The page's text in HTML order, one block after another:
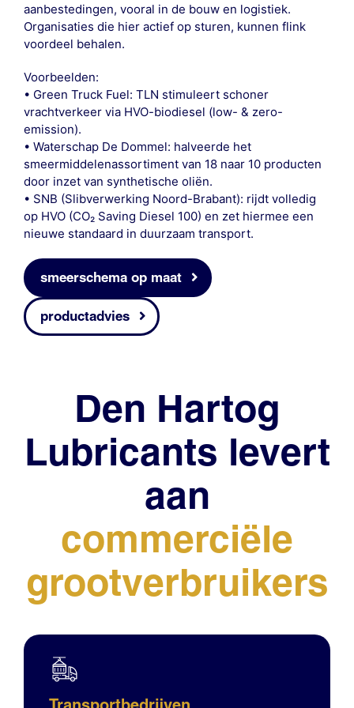
aanbestedingen, vooral in de bouw en logistiek.
Organisaties die hier actief op sturen, kunnen flink
voordeel behalen.
Voorbeelden:
• Green Truck Fuel: TLN stimuleert schoner
vrachtverkeer via HVO-biodiesel (low- & zero-
emission).
• Waterschap De Dommel: halveerde het
smeermiddelenassortiment van 18 naar 10 producten
door inzet van synthetische oliën.
• SNB (Slibverwerking Noord-Brabant): rijdt volledig
op HVO (CO₂ Saving Diesel 100) en zet hiermee een
nieuwe standaard in duurzaam transport.
smeerschema op maat
productadvies
Den Hartog
Lubricants levert
aan
commerciële
grootverbruikers